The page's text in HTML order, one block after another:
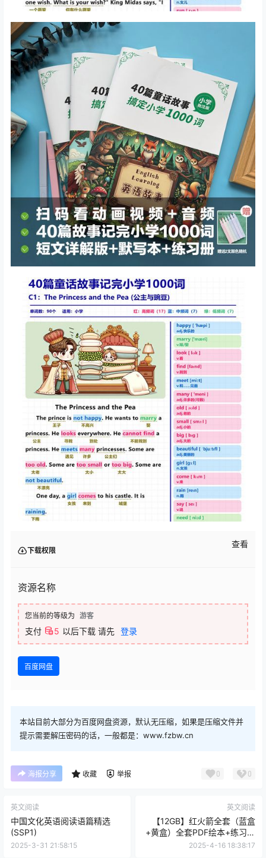
下载权限
查看
资源名称
您当前的等级为 游客
支付 5 以后下载 请先 登录
百度网盘
本站目前大部分为百度网盘资源，默认无压缩，如果是压缩文件并
提示需要解压密码的话，一般都是：www.fzbw.cn
海报分享 收藏 举报 0 0
英文阅读
中国文化英语阅读语篇精选
(SSP1)
2025-3-31 21:58:15
英文阅读
【12GB】红火箭全套（蓝盒
+黄盒）全套PDF绘本+练习册
+音频+视频红火箭分级读物-
2025-4-16 18:38:17